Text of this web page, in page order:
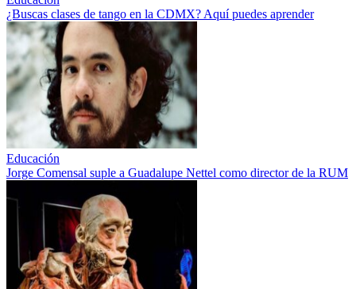
¿Buscas clases de tango en la CDMX? Aquí puedes aprender
Educación
Jorge Comensal suple a Guadalupe Nettel como director de la RUM